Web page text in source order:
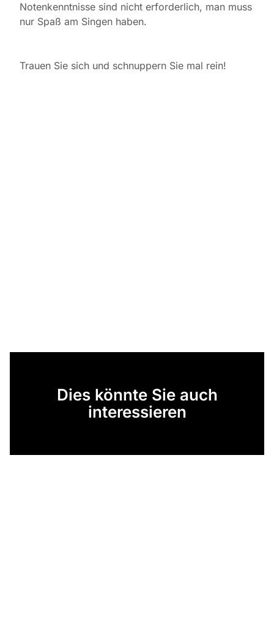
Notenkenntnisse sind nicht erforderlich, man muss
nur Spaß am Singen haben.
Trauen Sie sich und schnuppern Sie mal rein!
Dies könnte Sie auch
interessieren